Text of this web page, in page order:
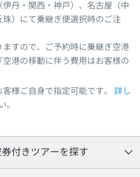
伊丹・関西・神戸）、名古屋（中
）にて乗継ぎ便選択時のご注
すので、ご予約時に乗継ぎ空港
港の移動に伴う費用はお客様の
様ご自身で指定可能です。
詳し
。
付きツアーを探す